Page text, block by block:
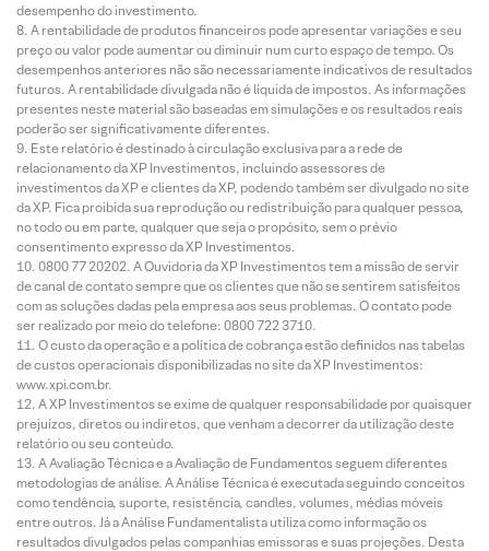
desempenho do investimento.
A rentabilidade de produtos financeiros pode apresentar variações e seu
preço ou valor pode aumentar ou diminuir num curto espaço de tempo. Os
desempenhos anteriores não são necessariamente indicativos de resultados
futuros. A rentabilidade divulgada não é líquida de impostos. As informações
presentes neste material são baseadas em simulações e os resultados reais
poderão ser significativamente diferentes.
Este relatório é destinado à circulação exclusiva para a rede de
relacionamento da XP Investimentos, incluindo assessores de
investimentos da XP e clientes da XP, podendo também ser divulgado no site
da XP. Fica proibida sua reprodução ou redistribuição para qualquer pessoa,
no todo ou em parte, qualquer que seja o propósito, sem o prévio
consentimento expresso da XP Investimentos.
0800 77 20202. A Ouvidoria da XP Investimentos tem a missão de servir
de canal de contato sempre que os clientes que não se sentirem satisfeitos
com as soluções dadas pela empresa aos seus problemas. O contato pode
ser realizado por meio do telefone: 0800 722 3710.
O custo da operação e a política de cobrança estão definidos nas tabelas
de custos operacionais disponibilizadas no site da XP Investimentos:
www.xpi.com.br.
A XP Investimentos se exime de qualquer responsabilidade por quaisquer
prejuízos, diretos ou indiretos, que venham a decorrer da utilização deste
relatório ou seu conteúdo.
A Avaliação Técnica e a Avaliação de Fundamentos seguem diferentes
metodologias de análise. A Análise Técnica é executada seguindo conceitos
como tendência, suporte, resistência, candles, volumes, médias móveis
entre outros. Já a Análise Fundamentalista utiliza como informação os
resultados divulgados pelas companhias emissoras e suas projeções. Desta